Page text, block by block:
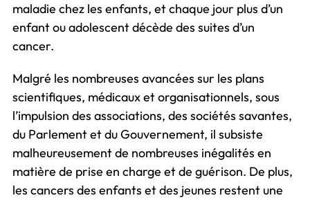
maladie chez les enfants, et chaque jour plus d’un
enfant ou adolescent décède des suites d’un
cancer.
Malgré les nombreuses avancées sur les plans
scientifiques, médicaux et organisationnels, sous
l’impulsion des associations, des sociétés savantes,
du Parlement et du Gouvernement, il subsiste
malheureusement de nombreuses inégalités en
matière de prise en charge et de guérison. De plus,
les cancers des enfants et des jeunes restent une